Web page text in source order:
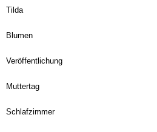
Tilda
Blumen
Veröffentlichung
Muttertag
Schlafzimmer